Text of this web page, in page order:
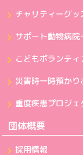
チャリティーグッ
サポート動物病院
こどもボランティ
災害時一時預か
重度疾患プロジェ
団体概要
採用情報